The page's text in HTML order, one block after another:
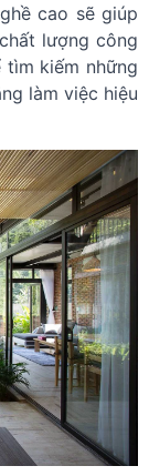
cao sẽ giúp
lượng công
tìm kiếm những
làm việc hiệu